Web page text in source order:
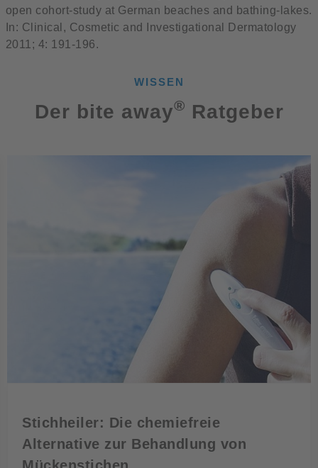
open cohort-study at German beaches and bathing-lakes.
In: Clinical, Cosmetic and Investigational Dermatology
2011; 4: 191-196.
WISSEN
Der bite away® Ratgeber
Stichheiler: Die chemiefreie
Alternative zur Behandlung von